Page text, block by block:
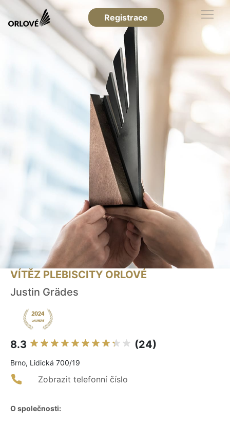
Registrace
VÍTĚZ PLEBISCITY ORLOVÉ
Justin Grädes
8.3 (24)
Brno, Lidická 700/19
Zobrazit telefonní číslo
O společnosti: